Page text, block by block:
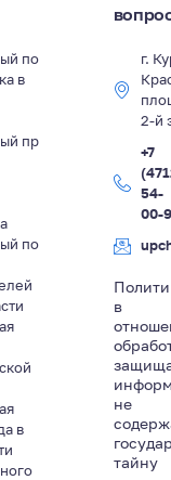
по
в
пр
по
в
г.
2-й
+7
54-
00-
в
не
тайну